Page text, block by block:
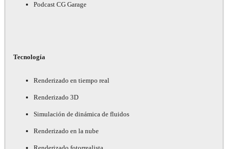
Podcast CG Garage
Tecnología
Renderizado en tiempo real
Renderizado 3D
Simulación de dinámica de fluidos
Renderizado en la nube